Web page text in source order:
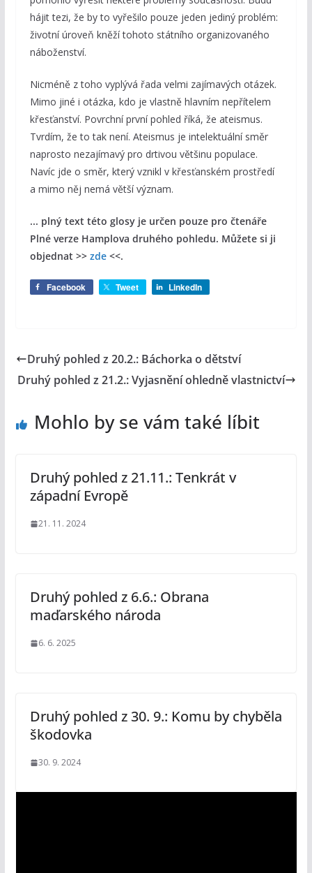
hájit tezi, že by to vyřešilo pouze jeden jediný problém:
životní úroveň kněží tohoto státního organizovaného
náboženství.
Nicméně z toho vyplývá řada velmi zajímavých otázek.
Mimo jiné i otázka, kdo je vlastně hlavním nepřítelem
křesťanství. Povrchní první pohled říká, že ateismus.
Tvrdím, že to tak není. Ateismus je intelektuální směr
naprosto nezajímavý pro drtivou většinu populace.
Navíc jde o směr, který vznikl v křesťanském prostředí
a mimo něj nemá větší význam.
... plný text této glosy je určen pouze pro čtenáře
Plné verze Hamplova druhého pohledu. Můžete si ji
objednat >> zde<<.
Facebook Tweet LinkedIn
Druhý pohled z 20.2.: Báchorka o dětství
Druhý pohled z 21.2.: Vyjasnění ohledně vlastnictví
Mohlo by se vám také líbit
Druhý pohled z 21.11.: Tenkrát v
západní Evropě
21. 11. 2024
Druhý pohled z 6.6.: Obrana
maďarského národa
6. 6. 2025
Druhý pohled z 30. 9.: Komu by chyběla
škodovka
30. 9. 2024